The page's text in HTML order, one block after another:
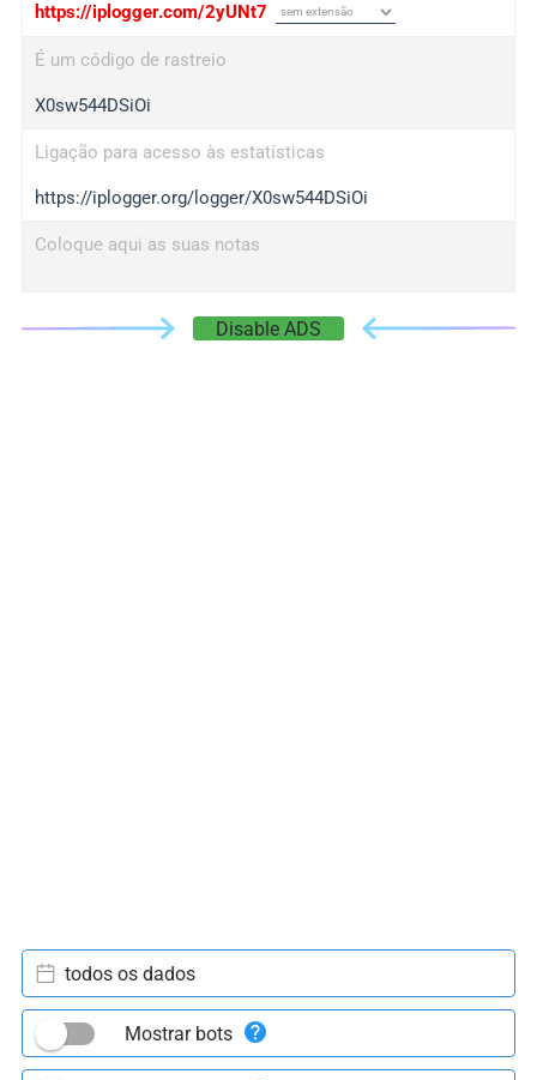
https://iplogger.com/2yUNt7
É um código de rastreio
X0sw544DSiOi
Ligação para acesso às estatísticas
https://iplogger.org/logger/X0sw544DSiOi
Coloque aqui as suas notas
Disable ADS
todos os dados
Mostrar bots